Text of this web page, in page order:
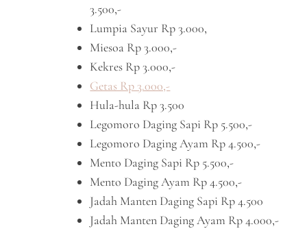
3.500,-
Lumpia Sayur Rp 3.000,
Miesoa Rp 3.000,-
Kekres Rp 3.000,-
Getas Rp 3.000,-
Hula-hula Rp 3.500
Legomoro Daging Sapi Rp 5.500,-
Legomoro Daging Ayam Rp 4.500,-
Mento Daging Sapi Rp 5.500,-
Mento Daging Ayam Rp 4.500,-
Jadah Manten Daging Sapi Rp 4.500
Jadah Manten Daging Ayam Rp 4.000,-